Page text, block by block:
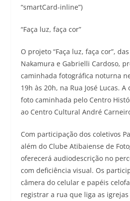
“smartCard-inline”)
“Faça luz, faça cor”
O projeto “Faça luz, faça cor”,
Nakamura e Gabrielli Cardoso,
caminhada fotográfica noturna
19h às 20h, na Rua José Lucas.
foto caminhada pelo Centro
ao Centro Cultural André
Com participação dos coletivos
além do Clube Atibaiense de
oferecerá audiodescrição no
com deficiência visual. Os
câmera do celular e papéis
registrar a rua que liga as